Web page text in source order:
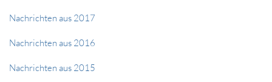
Nachrichten aus 2017
Nachrichten aus 2016
Nachrichten aus 2015